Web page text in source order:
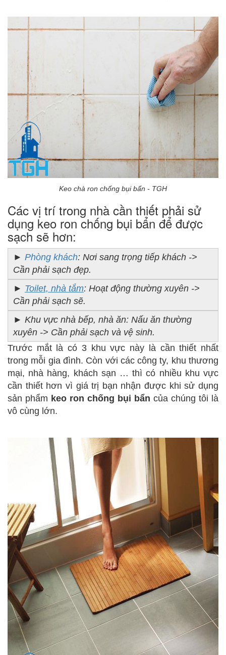
Keo chà ron chống bụi bẩn - TGH
Các vị trí trong nhà cần thiết phải sử
dụng keo ron chống bụi bẩn để được
sạch sẽ hơn:
► Phòng khách: Nơi sang trọng tiếp khách ->
Cần phải sạch đẹp.
► Toilet, nhà tắm: Hoạt động thường xuyên ->
Cần phải sạch sẽ.
► Khu vực nhà bếp, nhà ăn: Nấu ăn thường
xuyên -> Cần phải sạch và vệ sinh.
Trước mắt là có 3 khu vực này là cần thiết nhất
trong mỗi gia đình. Còn với các công ty, khu thương
mại, nhà hàng, khách sạn … thì có nhiều khu vực
cần thiết hơn vì giá trị bạn nhận được khi sử dụng
sản phẩm keo ron chống bụi bẩn của chúng tôi là
vô cùng lớn.